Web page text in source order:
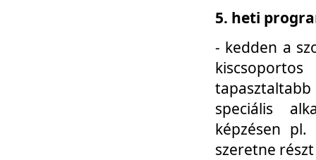
5. heti
- kedden a
speciális
képzésen
szeretne